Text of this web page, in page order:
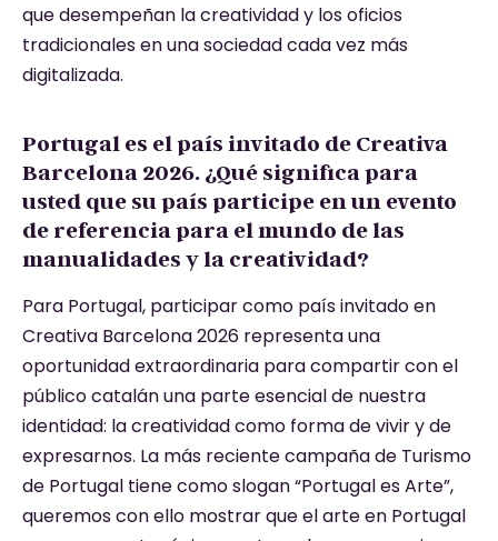
que desempeñan la creatividad y los oficios
tradicionales en una sociedad cada vez más
digitalizada.
Portugal es el país invitado de Creativa
Barcelona 2026. ¿Qué significa para
usted que su país participe en un evento
de referencia para el mundo de las
manualidades y la creatividad?
Para Portugal, participar como país invitado en
Creativa Barcelona 2026 representa una
oportunidad extraordinaria para compartir con el
público catalán una parte esencial de nuestra
identidad: la creatividad como forma de vivir y de
expresarnos. La más reciente campaña de Turismo
de Portugal tiene como slogan “Portugal es Arte”,
queremos con ello mostrar que el arte en Portugal